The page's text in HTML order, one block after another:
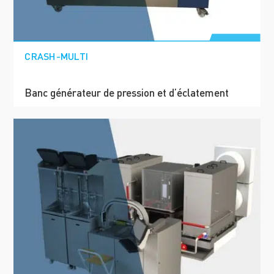
CRASH-MULTI
Banc générateur de pression et d’éclatement